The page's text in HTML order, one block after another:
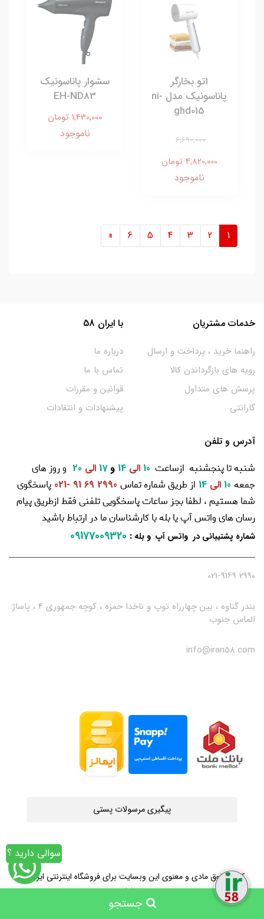
اتو بخارگر
پاناسونیک مدل ni-
ghd015
6,690,000
4,820,000 تومان
ناموجود
سشوار پاناسونیک
EH-ND83
1,430,000 تومان
ناموجود
1
2
3
4
5
6
»
جستجو
خدمات مشتریان
راهنما خرید ، پرداخت و ارسال
رویه های بازگرداندن کالا
پرسش های متداول
گارانتی
با ایران 58
درباره ما
تماس با ما
قوانین و مقررات
پیشنهادات و انتقادات
آدرس و تلفن
شنبه تا پنجشنبه ازساعت 10 الی و17 الی
و روز های
جمعه
الی از طریق شماره تماس 2990 69 91 -021
پاسخگوی
شما هستیم ، لطفا بجز ساعات پاسخگویی تلفنی فقط ازطریق پیام
رسان های واتس آپ یا بله با کارشناسان ما در ارتباط باشید
شماره پشتیبانی در واتس آپ و بله :
09177009320
2990 021-9169
بندر گناوه ، بین چهارراه توپ و ناخدا حمزه ، کوچه جمهوری 4 ، پاساژ
الماس جنوب
info@iran58.com
پیگیری مرسولات پستی
کلیه حقوق مادی و معنوی این وبسایت برای فروشگاه اینترنتی ایران58
محفوظ است
سوالی دارید ؟